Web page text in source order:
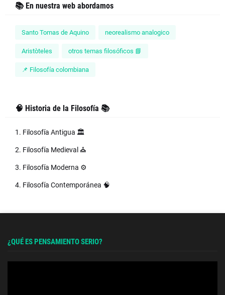
📚 En nuestra web abordamos
Santo Tomas de Aquino neorealismo analogico
Aristòteles otros temas filosóficos 📘
📌 Filosofía colombiana
🧠 Historia de la Filosofía 📚
1. Filosofía Antigua 🏛️
2. Filosofía Medieval ⛪
3. Filosofía Moderna ⚙️
4. Filosofía Contemporánea 🧠
¿QUÉ ES PENSAMIENTO SERIO?